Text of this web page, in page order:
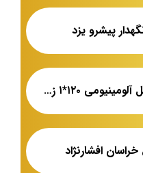
پیشرو یزد
قیمت فروش کابل آلومینیومی ۱۲۰*۱ زمینی
افشارنژاد